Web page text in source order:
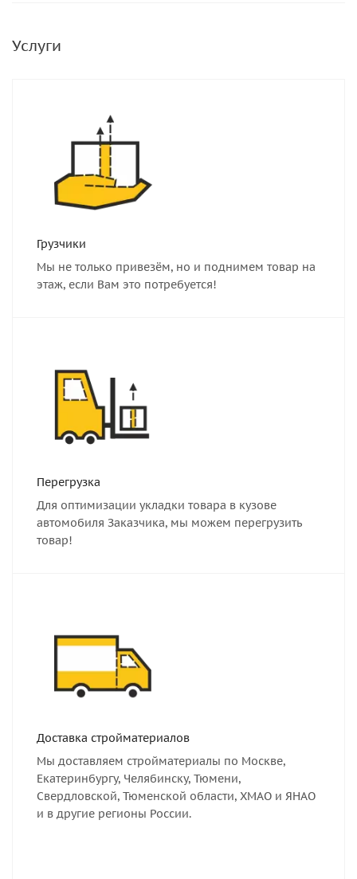
Услуги
Грузчики
Мы не только привезём, но и поднимем товар на
этаж, если Вам это потребуется!
Перегрузка
Для оптимизации укладки товара в кузове
автомобиля Заказчика, мы можем перегрузить
товар!
Доставка стройматериалов
Мы доставляем стройматериалы по Москве,
Екатеринбургу, Челябинску, Тюмени,
Свердловской, Тюменской области, ХМАО и ЯНАО
и в другие регионы России.